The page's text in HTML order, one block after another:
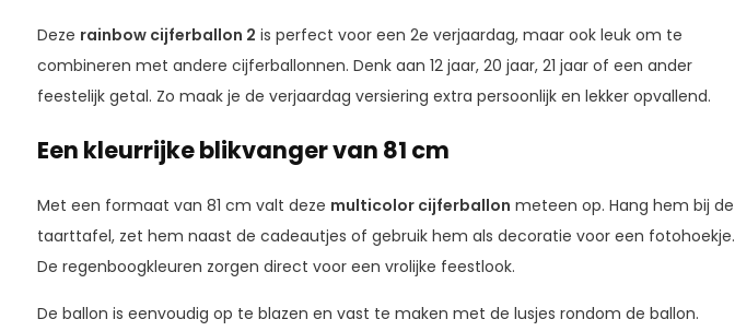
Deze rainbow cijferballon 2 is perfect voor een 2e verjaardag, maar ook leuk om te
combineren met andere cijferballonnen. Denk aan 12 jaar, 20 jaar, 21 jaar of een ander
feestelijk getal. Zo maak je de verjaardag versiering extra persoonlijk en lekker opvallend.
Een kleurrijke blikvanger van 81 cm
Met een formaat van 81 cm valt deze multicolor cijferballon meteen op. Hang hem bij de
taarttafel, zet hem naast de cadeautjes of gebruik hem als decoratie voor een fotohoekje.
De regenboogkleuren zorgen direct voor een vrolijke feestlook.
De ballon is eenvoudig op te blazen en vast te maken met de lusjes rondom de ballon.